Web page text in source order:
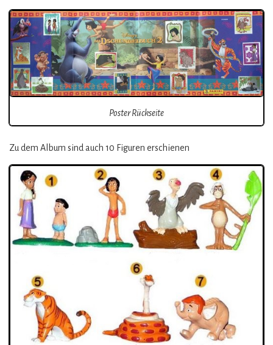
Poster Rückseite
Zu dem Album sind auch 10 Figuren erschienen